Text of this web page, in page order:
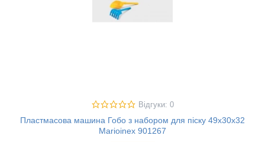
Відгуки: 0
Пластмасова машина Гобо з набором для піску 49х30х32
Marioinex 901267